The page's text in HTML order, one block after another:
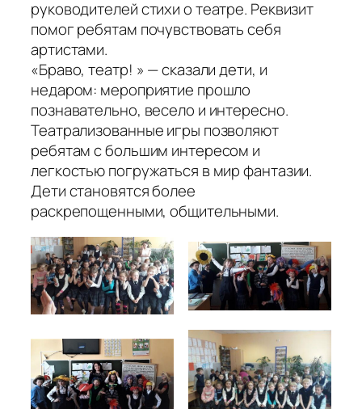
руководителей стихи о театре. Реквизит
помог ребятам почувствовать себя
артистами.
«Браво, театр! » — сказали дети, и
недаром: мероприятие прошло
познавательно, весело и интересно.
Театрализованные игры позволяют
ребятам с большим интересом и
легкостью погружаться в мир фантазии.
Дети становятся более
раскрепощенными, общительными.